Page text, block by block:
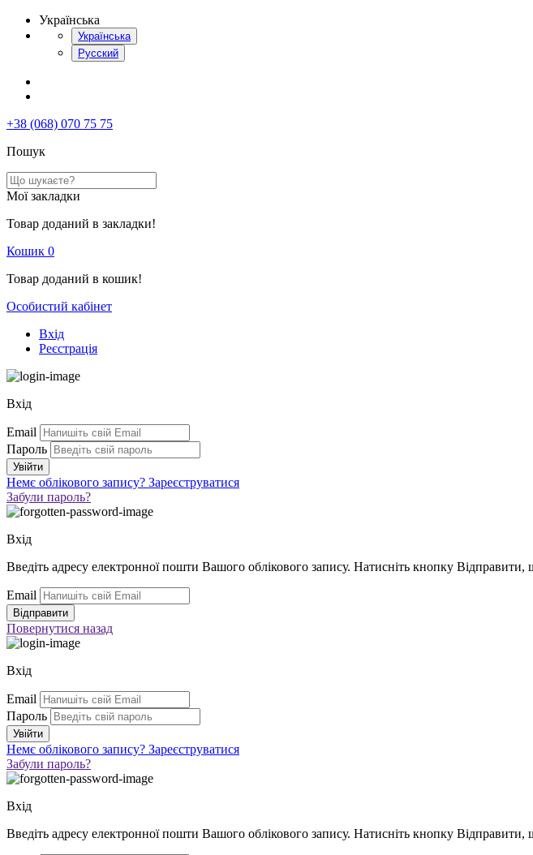
Українська
Українська
Русский
+38 (068) 070 75 75
Пошук
Мої закладки
Товар доданий в закладки!
Кошик 0
Товар доданий в кошик!
Особистий кабінет
Вхід
Реєстрація
Вхід
Email
Пароль
Немє облікового запису? Зареєструватися
Забули пароль?
Вхід
Введіть адресу електронної пошти Вашого облікового запису. Натисніть кнопку
Email
Повернутися назад
Вхід
Email
Пароль
Немє облікового запису? Зареєструватися
Забули пароль?
Вхід
Введіть адресу електронної пошти Вашого облікового запису. Натисніть кнопку